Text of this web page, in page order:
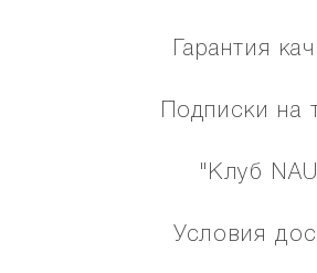
Гарантия
Подписки на
"Клуб
Условия